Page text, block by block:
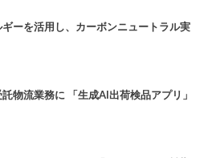
ーを活用し、カーボンニュートラル実
物流業務に 「生成AI出荷検品アプリ」